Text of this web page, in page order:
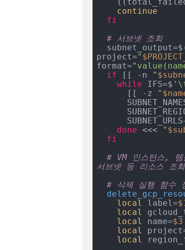
continue
fi
# 서브넷 조회
project="
format=
if [[ -n "
while IFS=$
      [[ -z
"
done <<< "
fi
# VM 인스턴스,
서브넷 등 리소스 조
# 삭제 실행 함수
local
label=
local
local
name=$3
local
local